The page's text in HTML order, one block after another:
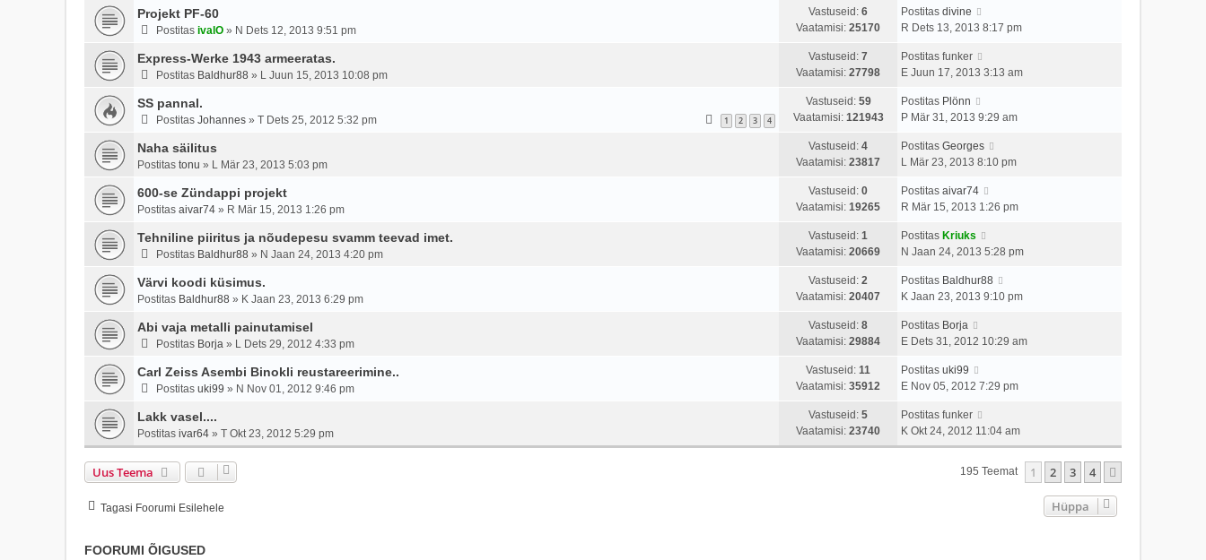
Projekt PF-60
Postitas ivalO » N Dets 12, 2013 9:51 pm
Vastuseid: 6
Vaatamisi: 25170
Postitas divine
R Dets 13, 2013 8:17 pm
Express-Werke 1943 armeeratas.
Postitas Baldhur88 » L Juun 15, 2013 10:08 pm
Vastuseid: 7
Vaatamisi: 27798
Postitas funker
E Juun 17, 2013 3:13 am
SS pannal.
Postitas Johannes » T Dets 25, 2012 5:32 pm 1 2 3 4
Vastuseid: 59
Vaatamisi: 121943
Postitas Plönn
P Mär 31, 2013 9:29 am
Naha säilitus
Postitas tonu » L Mär 23, 2013 5:03 pm
Vastuseid: 4
Vaatamisi: 23817
Postitas Georges
L Mär 23, 2013 8:10 pm
600-se Zündappi projekt
Postitas aivar74 » R Mär 15, 2013 1:26 pm
Vastuseid: 0
Vaatamisi: 19265
Postitas aivar74
R Mär 15, 2013 1:26 pm
Tehniline piiritus ja nõudepesu svamm teevad imet.
Postitas Baldhur88 » N Jaan 24, 2013 4:20 pm
Vastuseid: 1
Vaatamisi: 20669
Postitas Kriuks
N Jaan 24, 2013 5:28 pm
Värvi koodi küsimus.
Postitas Baldhur88 » K Jaan 23, 2013 6:29 pm
Vastuseid: 2
Vaatamisi: 20407
Postitas Baldhur88
K Jaan 23, 2013 9:10 pm
Abi vaja metalli painutamisel
Postitas Borja » L Dets 29, 2012 4:33 pm
Vastuseid: 8
Vaatamisi: 29884
Postitas Borja
E Dets 31, 2012 10:29 am
Carl Zeiss Asembi Binokli reustareerimine..
Postitas uki99 » N Nov 01, 2012 9:46 pm
Vastuseid: 11
Vaatamisi: 35912
Postitas uki99
E Nov 05, 2012 7:29 pm
Lakk vasel....
Postitas ivar64 » T Okt 23, 2012 5:29 pm
Vastuseid: 5
Vaatamisi: 23740
Postitas funker
K Okt 24, 2012 11:04 am
Uus Teema 195 Teemat 1 2 3 4
Tagasi Foorumi Esilehele Hüppa
FOORUMI ÕIGUSED